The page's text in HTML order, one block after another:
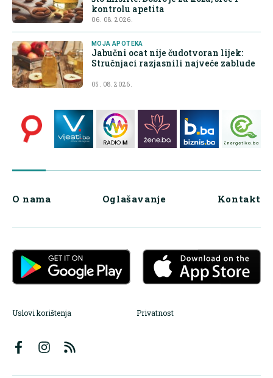
kontrolu apetita
06. 08. 2026.
MOJA APOTEKA
Jabučni ocat nije čudotvoran lijek:
Stručnjaci razjasnili najveće zablude
05. 08. 2026.
O nama Oglašavanje Kontakt
Uslovi korištenja Privatnost